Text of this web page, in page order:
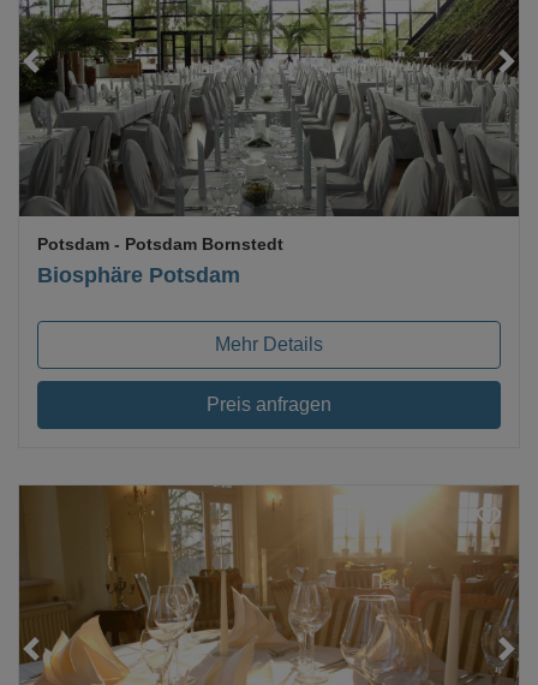
Loading...
Biosphäre Potsdam
Potsdam - Potsdam Bornstedt
Mehr Details
Preis anfragen
Loading...